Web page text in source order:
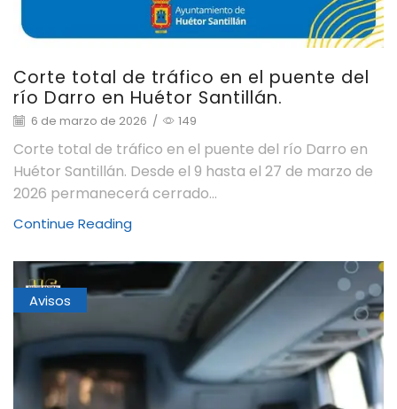
Corte total de tráfico en el puente del
río Darro en Huétor Santillán.
6 de marzo de 2026 / 149
Corte total de tráfico en el puente del río Darro en
Huétor Santillán. Desde el 9 hasta el 27 de marzo de
2026 permanecerá cerrado...
Continue Reading
Avisos